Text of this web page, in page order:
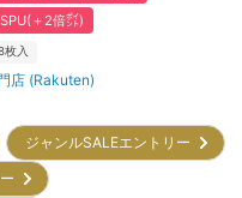
SPU(＋2倍㌽)
枚入
店 (Rakuten)
ジャンルSALEエントリー
ー